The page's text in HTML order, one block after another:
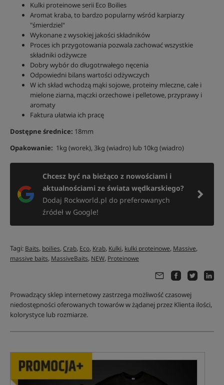
Kulki proteinowe serii Eco Boilies
Aromat kraba, to bardzo popularny wśród karpiarzy
"śmierdziel"
Wykonane z wysokiej jakości składników
Proces ich przygotowania pozwala zachować wszystkie
składniki odżywcze
Dobry wybór do długotrwałego nęcenia
Odpowiedni bilans wartości odżywczych
W ich skład wchodzą mąki sojowe, proteiny mleczne, całe i
mielone ziarna, mączki orzechowe i pelletowe, przyprawy i
aromaty
Faktura ułatwia ich pracę
Dostępne średnice: 18mm
Opakowanie: 1kg (worek), 3kg (wiadro) lub 10kg (wiadro)
Chcesz być na bieżąco z nowościami i
aktualnościami ze świata wędkarskiego?
Dodaj Rockworld.pl do preferowanych
źródeł w Google!
Tagi: Baits, boilies,Crab, Eco, Krab, Kulki, kulki proteinowe, Massive,
massive baits, MassiveBaits, NEW, Proteinowe
Prowadzący sklep internetowy zastrzega możliwość czasowej
niedostępności oferowanych towarów w żądanej przez Klienta ilości,
kolorystyce lub rozmiarze.